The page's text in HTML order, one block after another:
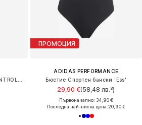
ПРОМОЦИЯ
ADIDAS PERFORMANCE
Бюстие Спортен бански 'Ess'
29,90 €(58,48 лв.³)
Първоначално: 34,90 €
Последна най-ниска цена:20,90 €